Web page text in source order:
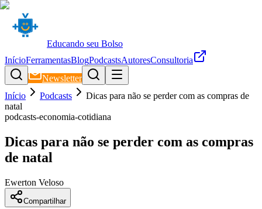
Educando seu Bolso
InícioFerramentasBlogPodcastsAutoresConsultoria
Newsletter
Início
Podcasts
Dicas para não se perder com as compras de
natal
podcasts-economia-cotidiana
Dicas para não se perder com as compras
de natal
Ewerton Veloso
Compartilhar